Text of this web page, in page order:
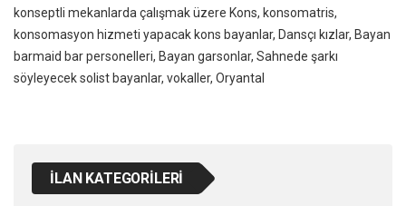
konseptli mekanlarda çalışmak üzere Kons, konsomatris,
konsomasyon hizmeti yapacak kons bayanlar, Dansçı kızlar, Bayan
barmaid bar personelleri, Bayan garsonlar, Sahnede şarkı
söyleyecek solist bayanlar, vokaller, Oryantal
İLAN KATEGORILERI